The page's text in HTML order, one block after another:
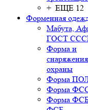
+ ЕЩЕ 12
Форменная
Мабута,
ГОСТ
Форма и
охраны
Форма
Форма
Форма